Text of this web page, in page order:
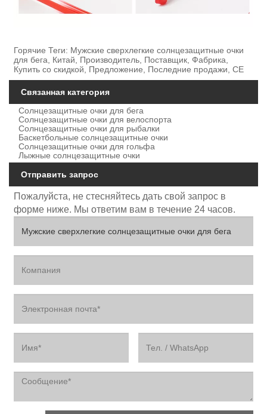
Горячие Теги: Мужские сверхлегкие солнцезащитные очки
для бега, Китай, Производитель, Поставщик, Фабрика,
Купить со скидкой, Предложение, Последние продажи, CE
Связанная категория
Солнцезащитные очки для бега
Солнцезащитные очки для велоспорта
Солнцезащитные очки для рыбалки
Баскетбольные солнцезащитные очки
Солнцезащитные очки для гольфа
Лыжные солнцезащитные очки
Отправить запрос
Пожалуйста, не стесняйтесь дать свой запрос в
форме ниже. Мы ответим вам в течение 24 часов.